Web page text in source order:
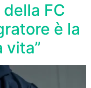
FC
è la
vita”